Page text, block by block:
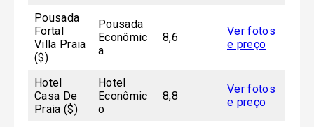
Pousada
Fortal
Villa Praia
($)
Pousada
Econômic
a
8,6
Ver fotos
e preço
Hotel
Casa De
Praia ($)
Hotel
Econômic
o
8,8
Ver fotos
e preço